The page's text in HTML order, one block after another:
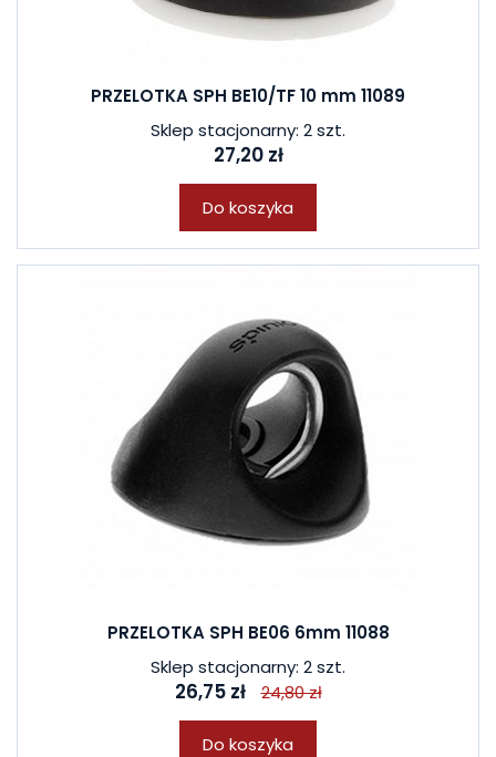
PRZELOTKA SPH BE10/TF 10 mm 11089
Sklep stacjonarny: 2 szt.
27,20 zł
Do koszyka
PRZELOTKA SPH BE06 6mm 11088
Sklep stacjonarny: 2 szt.
26,75 zł 24,80 zł
Do koszyka